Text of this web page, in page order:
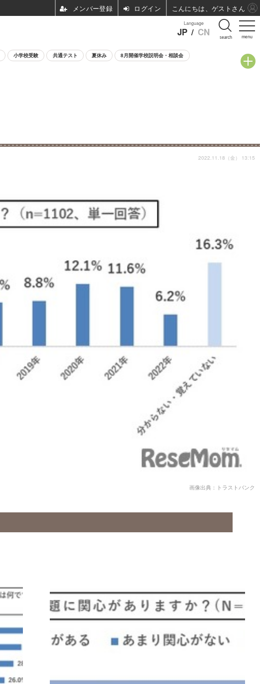
menu
Language
JP / CN search
小学校受験 共通テスト 夏休み 8月開催学校説明会・相談会
2022.11.18（金） 13:15
画像出典：トラストバンク
ログイン こんにちは、ゲストさん